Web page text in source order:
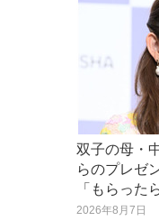
双子の母・
らのプレゼ
「もらった
2026年8月7日